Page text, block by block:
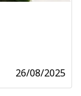
26/08/2025